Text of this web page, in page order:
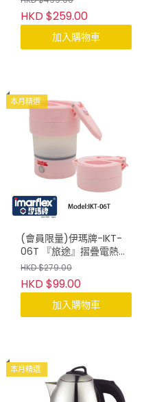
HKD $259.00
加入購物車
本月精選
(會員限量)伊瑪牌-IKT-
06T 『旅途』摺疊電熱水
壺(0.6L粉紅)
HKD $279.00
HKD $99.00
加入購物車
本月精選